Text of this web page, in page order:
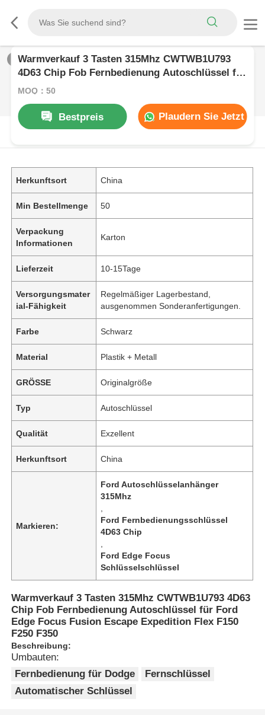
/0
Warmverkauf 3 Tasten 315Mhz CWTWB1U793
4D63 Chip Fob Fernbedienung Autoschlüssel für
Ford Edge Focus Fusion Escape Expedition Flex
MOQ：50
Bestpreis
Plaudern Sie Jetzt
PRODUKT-BESCHREIBUNG
Herkunftsort China
Min Bestellmenge 50
Verpackung
Informationen
Karton
Lieferzeit 10-15Tage
Versorgungsmater
ial-Fähigkeit
Regelmäßiger Lagerbestand,
ausgenommen Sonderanfertigungen.
Farbe Schwarz
Material Plastik + Metall
GRÖSSE Originalgröße
Typ Autoschlüssel
Qualität Exzellent
Herkunftsort China
Markieren:
Ford Autoschlüsselanhänger
315Mhz
Ford Fernbedienungsschlüssel
4D63 Chip
Ford Edge Focus
Schlüsselschlüssel
Warmverkauf 3 Tasten 315Mhz CWTWB1U793 4D63
Chip Fob Fernbedienung Autoschlüssel für Ford
Edge Focus Fusion Escape Expedition Flex F150
F250 F350
Beschreibung:
Umbauten:
Fernbedienung für Dodge
Fernschlüssel
Automatischer Schlüssel